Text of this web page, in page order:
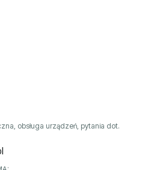
obsługa urządzeń, pytania dot.